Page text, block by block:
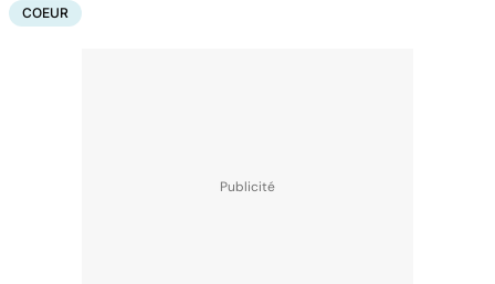
COEUR